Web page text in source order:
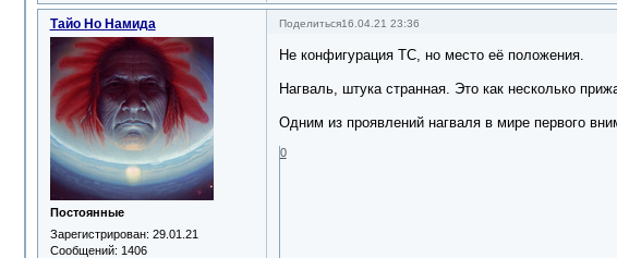
Поделиться16.04.21 23:36
Тайо Но Намида
Постоянные
Зарегистрирован: 29.01.21
Сообщений: 1406
Не конфигурация ТС, но место её положения.
Нагваль, штука странная. Это как несколько
Одним из проявлений нагваля в мире первого
0